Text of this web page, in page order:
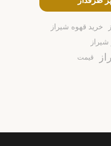
خرید قهوه شیراز
قیمت